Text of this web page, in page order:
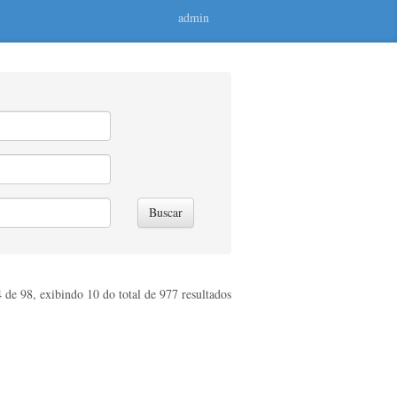
admin
Buscar
de 98, exibindo 10 do total de 977 resultados